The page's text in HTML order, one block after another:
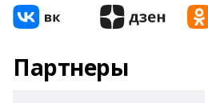
Партнеры